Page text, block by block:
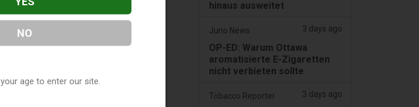
hinaus ausweitet
Juno News 3 days ago
OP-ED: Warum Ottawa
aromatisierte E-Zigaretten
nicht verbieten sollte
Tobacco Reporter 3 days ago
NO
age to enter our site.